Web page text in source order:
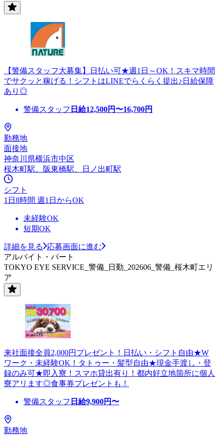
【警備スタッフ大募集】日払い可★週1日～OK！スキマ時間
でサクッと稼げる！シフトはLINEでらくらく提出♪日給保障
あり◎
警備スタッフ 日給12,500円〜16,700円
勤務地
面接地
神奈川県横浜市中区
桜木町駅、阪東橋駅、日ノ出町駅
シフト
1日8時間 週1日からOK
未経験OK
短期OK
詳細を見る
応募画面に進む
アルバイト・パート
TOKYO EYE SERVICE_警備_日勤_202606_警備_桜木町エリ
ア
来社面接全員2,000円プレゼント！日払い・シフト自由★W
ワーク・未経験OK！タトゥー・髪型自由★現金手渡し・登
録のみ可★即入寮！スマホ貸出有り！都内好立地箇所に個人
寮アリます◎食事券プレゼントも！
警備スタッフ 日給9,900円〜
勤務地